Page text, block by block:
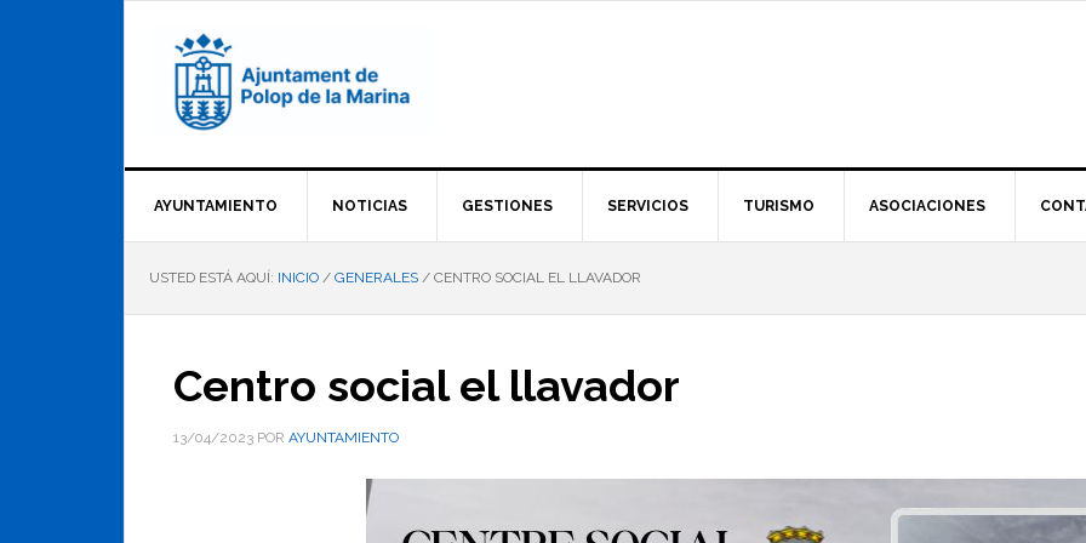
AYUNTAMIENTO NOTICIAS GESTIONES SERVICIOS TURISMO ASOCIACIONES
USTED ESTÁ AQUÍ: INICIO / GENERALES / CENTRO SOCIAL EL LLAVADOR
Centro social el llavador
13/04/2023 POR AYUNTAMIENTO